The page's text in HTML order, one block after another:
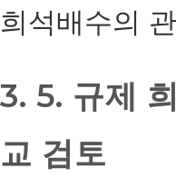
희석배수의
3. 5. 규제
교 검토